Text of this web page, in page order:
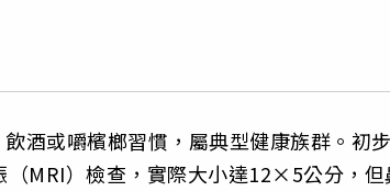
酒或嚼檳榔習慣，屬典型健康族群。初
MRI）檢查，實際大小達12×5公分，但